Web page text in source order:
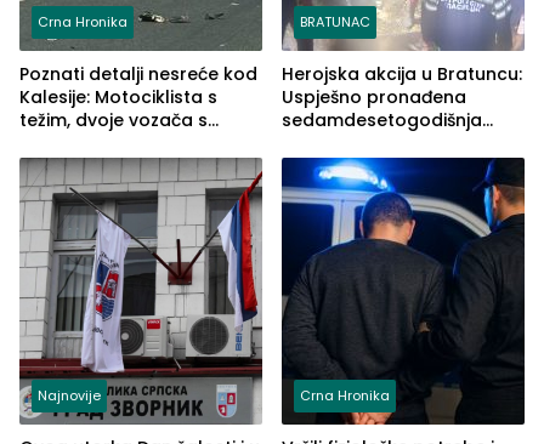
Crna Hronika
Poznati detalji nesreće kod
Kalesije: Motociklista s
težim, dvoje vozača s
BRATUNAC
Herojska akcija u Bratuncu:
Uspješno pronađena
sedamdesetogodišnja
Kravice.
Najnovije Crna Hronika